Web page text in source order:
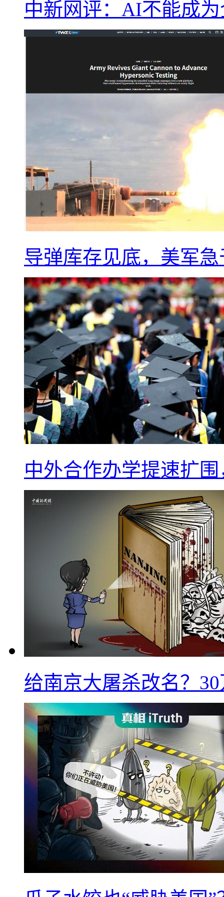
中新网评：AI不能成
导弹库存见底，美军
中外合作办学提速扩
给南京大屠杀改名？